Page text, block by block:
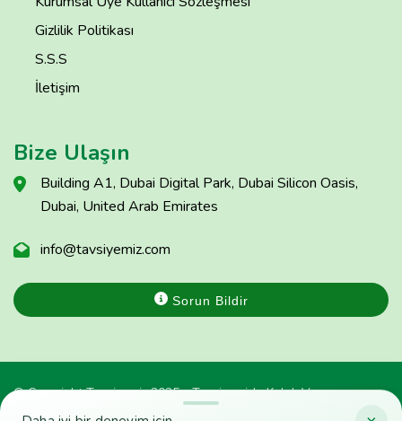
Gizlilik Politikası
S.S.S
İletişim
Bize Ulaşın
Building A1, Dubai Digital Park, Dubai Silicon Oasis,
Dubai, United Arab Emirates
info@tavsiyemiz.com
Sorun Bildir
© Copyright Tavsiyemiz 2025 - Tavsiyemiz'e Kulak Ver